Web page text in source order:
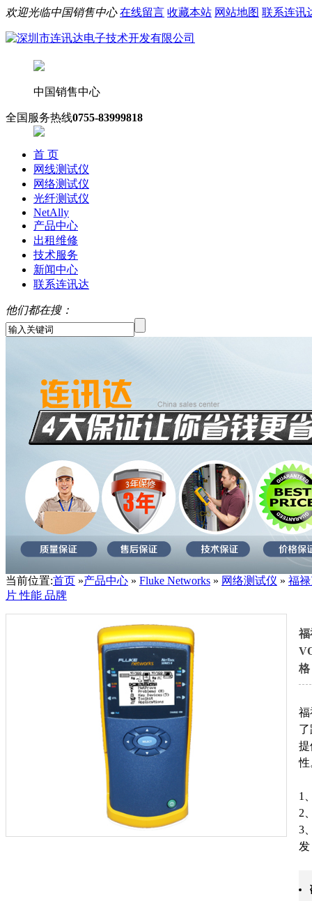
欢迎光临中国销售中心 在线留言 收藏本站 网站地图 联系连讯
中国销售中心
全国服务热线0755-83999818
首 页
网线测试仪
网络测试仪
光纤测试仪
NetAlly
产品中心
出租维修
技术服务
新闻中心
联系连讯达
他们都在搜：
当前位置:首页 »产品中心 » Fluke Networks » 网络测试仪 » 福
片 性能 品牌
福
格
福
提
性
1
2
3